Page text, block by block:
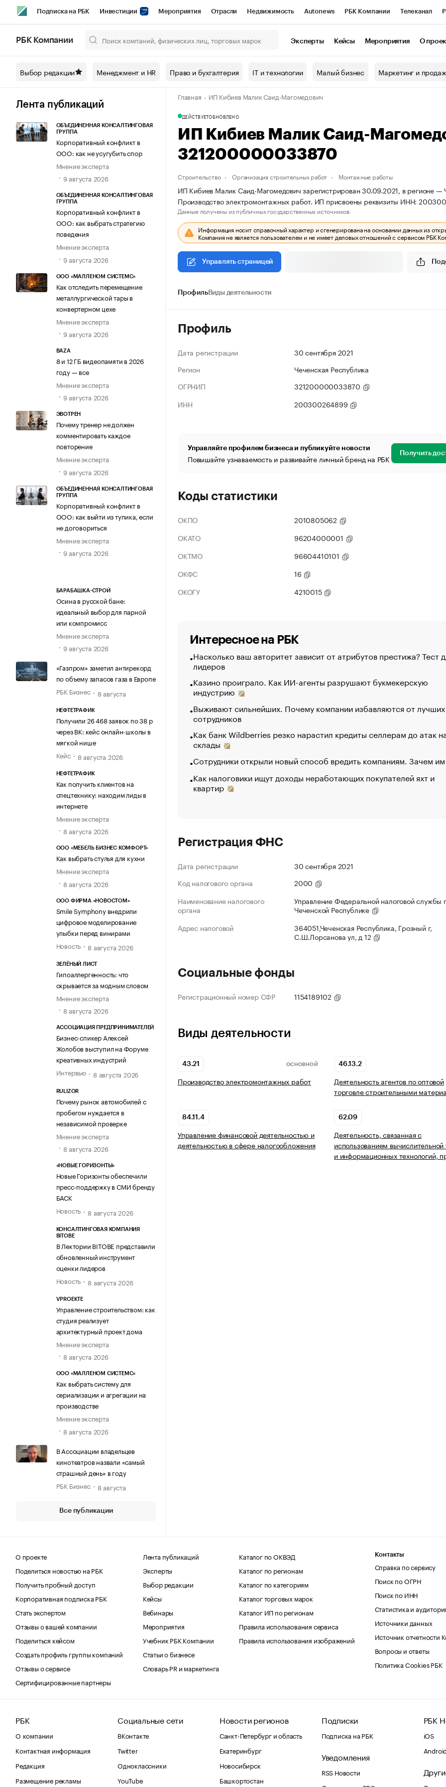
Подписка на РБК Инвестиции Мероприятия Отрасли Недвижимость Autonews РБК Компании Телеканал
Спецпроекты СПб Конференции СПб Спецпроекты Проверка контрагентов
Технологии и медиа Рынок наличной валюты
РБК Компании Эксперты Кейсы Мероприятия О
Выбор редакции Менеджмент и HR Право и бухгалтерия IT и технологии Малый бизнес Маркетинг и
Лента публикаций
ОБЪЕДИНЕННАЯ КОНСАЛТИНГОВАЯ
ГРУППА
Корпоративный конфликт в
ООО: как не усугубить спор
Мнение эксперта
9 августа 2026
ОБЪЕДИНЕННАЯ КОНСАЛТИНГОВАЯ
ГРУППА
Корпоративный конфликт в
ООО: как выбрать стратегию
поведения
Мнение эксперта
9 августа 2026
ООО «МАЛЛЕНОМ СИСТЕМС»
Как отследить перемещение
металлургической тары в
конвертерном цехе
Мнение эксперта
9 августа 2026
BAZA
8 и 12 ГБ видеопамяти в 2026
году — все
Мнение эксперта
9 августа 2026
ЭВОТРЕН
Почему тренер не должен
комментировать каждое
повторение
Мнение эксперта
9 августа 2026
ОБЪЕДИНЕННАЯ КОНСАЛТИНГОВАЯ
ГРУППА
Корпоративный конфликт в
ООО: как выйти из тупика, если
не договориться
Мнение эксперта
9 августа 2026
БАРАБАШКА-СТРОЙ
Осина в русской бане:
идеальный выбор для парной
или компромисс
Мнение эксперта
9 августа 2026
«Газпром» заметил антирекорд
по объему запасов газа в Европе
РБК Бизнес
8 августа
НЕФТЕТРАФИК
Получили 26 468 заявок по 38 р
через ВК: кейс онлайн-школы в
мягкой нише
Кейс
8 августа 2026
НЕФТЕТРАФИК
Как получить клиентов на
спецтехнику: находим лиды в
интернете
Мнение эксперта
8 августа 2026
ООО «МЕБЕЛЬ БИЗНЕС КОМФОРТ»
Как выбрать стулья для кухни
Мнение эксперта
8 августа 2026
ООО ФИРМА «НОВОСТОМ»
Smile Symphony внедрили
цифровое моделирование
улыбки перед винирами
Новость
8 августа 2026
ЗЕЛЁНЫЙ ЛИСТ
Гипоаллергенность: что
скрывается за модным словом
Мнение эксперта
8 августа 2026
АССОЦИАЦИЯ ПРЕДПРИНИМАТЕЛЕЙ
Бизнес-спикер Алексей
Жолобов выступил на Форуме
креативных индустрий
Интервью
8 августа 2026
RULIZOR
Почему рынок автомобилей с
пробегом нуждается в
независимой проверке
Мнение эксперта
8 августа 2026
«НОВЫЕ ГОРИЗОНТЫ»
Новые Горизонты обеспечили
пресс-поддержку в СМИ бренду
БАСК
Новость
8 августа 2026
КОНСАЛТИНГОВАЯ КОМПАНИЯ
BITOBE
В Лектории BITOBE представили
обновленный инструмент
оценки лидеров
Новость
8 августа 2026
VPROEKTE
Управление строительством: как
студия реализует
архитектурный проект дома
Мнение эксперта
8 августа 2026
ООО «МАЛЛЕНОМ СИСТЕМС»
Как выбрать систему для
сериализации и агрегации на
производстве
Мнение эксперта
8 августа 2026
В Ассоциации владельцев
кинотеатров назвали «самый
страшный день» в году
РБК Бизнес
8 августа
Все публикации
Главная ИП Кибиев Малик Саид-Магомедович
ДЕЙСТВУЕТОБНОВЛЕНО
ИП Кибиев Малик Саид-
321200000033870
Строительство Организация строительных работ Монтажные работы
ИП Кибиев Малик Саид-Магомедович зарегистрирован 30.09.2021, в регионе —
Производство электромонтажных работ. ИП присвоены реквизиты ИНН:
Данные получены из публичных государственных источников.
Информация носит справочный характер и сгенерирована на основании данных из
Компания не является пользователем и не имеет деловых отношений с сервисом РБК
Управлять страницей
ПрофильВиды деятельности
Профиль
Дата регистрации
30 сентября 2021
Регион
Чеченская Республика
ОГРНИП
321200000033870
ИНН
200300264899
Управляйте профилем бизнеса и публикуйте новости
Повышайте узнаваемость и развивайте личный бренд на РБК Получить
Коды статистики
ОКПО
2010805062
ОКАТО
96204000001
ОКТМО
96604410101
ОКФС
16
ОКОГУ
4210015
Интересное на РБК
Насколько ваш авторитет зависит от атрибутов престижа? Тест
лидеров
Казино проиграло. Как ИИ-агенты разрушают букмекерскую
индустрию
Выживают сильнейших. Почему компании избавляются от лучших
сотрудников
Как банк Wildberries резко нарастил кредиты селлерам до атак
склады
Сотрудники открыли новый способ вредить компаниям. Зачем
Как налоговики ищут доходы неработающих покупателей яхт и
квартир
Регистрация ФНС
Дата регистрации
30 сентября 2021
Код налогового органа
2000
Наименование налогового
органа
Управление Федеральной налоговой службы
Чеченской Республике
Адрес налоговой
364051,Чеченская Республика, Грозный г,
С.Ш.Лорсанова ул, д 12
Социальные фонды
Регистрационный номер СФР 1154189102
Виды деятельности
43.21 ОСНОВНОЙ
Производство электромонтажных работ
46.13.2
Деятельность агентов по оптовой
торговле строительными
84.11.4
Управление финансовой деятельностью и
деятельностью в сфере налогообложения
62.09
Деятельность, связанная с
использованием вычислительной
и информационных технологий,
О проекте
Поделиться новостью на РБК
Получить пробный доступ
Корпоративная подписка РБК
Стать экспертом
Отзывы о вашей компании
Поделиться кейсом
Создать профиль группы компаний
Отзывы о сервисе
Сертифицированные партнеры
Лента публикаций
Эксперты
Выбор редакции
Кейсы
Вебинары
Мероприятия
Учебник РБК Компании
Статьи о бизнесе
Словарь PR и маркетинга
Каталог по ОКВЭД
Каталог по регионам
Каталог по категориям
Каталог торговых марок
Каталог ИП по регионам
Правила использования сервиса
Правила использования изображений
Контакты
Справка по сервису
Поиск по ОГРН
Поиск по ИНН
Статистика и
Источники данных
Источник отчетности
Вопросы и ответы
Политика Cookies РБК
РБК
О компании
Контактная информация
Редакция
Размещение рекламы
Социальные сети
ВКонтакте
Twitter
Одноклассники
YouTube
Новости регионов
Санкт-Петербург и область
Екатеринбург
Новосибирск
Башкортостан
Подписки
Подписка на РБК
Уведомления
RSS Новости
РБК
iOS